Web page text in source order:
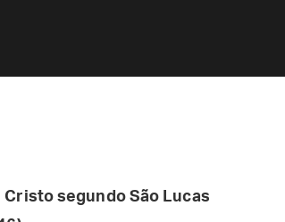
segundo São Lucas